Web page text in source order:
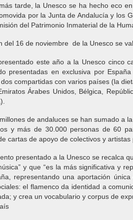
tarde, la Unesco se ha hecho eco
por la Junta de Andalucía y los
del Patrimonio Inmaterial de la
del 16 de noviembre de la Unesco se
este año a la Unescocinco
presentadas en exclusiva por
compartidas con varios países (la
Árabes Unidos, Bélgica,
de andaluces se han sumado a
y más de 30.000 personas de 60
cartas de apoyo de colectivos y
presentado a la Unesco se recalca
y que “es la más significativa y
representando una aportación
el flamenco da identidad a
y crea un vocabulario y corpus de